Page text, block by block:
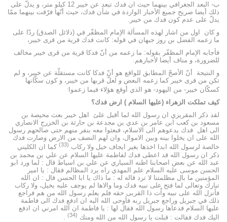
ب- البعد الجغرافي بينهما حيث ان فدك تبعد عن خيبر 12 كيلو متر، و يدلّ على
ذلك أيضا صريح جميع الأخبار الواردة في شأن فدك، حيث أنّها فرّقت بينهما ممّا
يدلّ على عدم كون فدك من خيبر.
و كان اول من اشار لهذه المسألة الإمام المظفّر في (دلائل الصدق) ردّا على
ما زعمه الفضل بن روز جبهان في قوله: كانت فدك قرية من قرى خيبر،
فأجابه الإمام المظفّر بقوله: ما زعمه من أنّ فدكا قرية من قرى خيبر مخالف
للضرورة، و مناف أيضا لأخبارهم.‌
و النتيجة أنّ الأصحّ المطابق للواقع هو أنّ فدكا كانت مستقلّة عن خيبر، و لم
تكن من قرى خيبر كما زعمه البعض و لعلّ قربها من خيبر، و كون سكّانها
كسكّان خيبر- من اليهود- هو الذي أوقع هؤلاء فيما زعموا
كيف تملكت الزهراء (عليها السلام ) ارض فدك؟
لقد ذكر المقريزي ان رسول الله لما أقبل علئ اهل خيبر بعث محيصة بن
مسعود بن كعب ابن عامر بن عدي بن مجدعة بن حارثة بن الخزرج الانصاري
الى اهل فدك يدعوهم الى الاسلام، فبعثوا معه بنفر منهم حتى صالحهم رسول
الله على ان يخلوا بينه وبين الاموال، وان لهم النصف من الارض وصارت فدك
خالصة لرسول الله ابدا اخذها بغير ايجاف خيل ولا ركاب (33)
كما ان الكليني
ذكر ان رسول الله قد اعطى فدك لفاطمة عليها السلام عن علي بن محمد بن
عبد الله عن بعض اصحابنا اظنه السياري عن علي بن اسياط قال : لما ورد ابو
الحسن موسى عليه السلام علم المهدي راه يرد المظالم فقال : يا امير
المؤمنين ما بال مظلمتنا لا ترد قاله له : ما ذاك يا ابا الحسن قال : ان الله
تبارك وتعالى لما فتح على نبيه فدك وما والاها لم يوجف عليه بخيل، ولا ركاب
فأنزل الله على نبيه واْت ذا القربى حقه فلم يعلم رسول الله من هم فراجع
ذلك في جبريل وراجع جبريل ربه فأوحى الله اليه ان ادفع فدك الى فاطمة
عليها السلام فدعاها رسول الله فقال لها : يا فاطمة ان الله امرني ان ادفع
اليك فدك فقالت : قبلت يا رسول الله من الله ومنك (34)
.